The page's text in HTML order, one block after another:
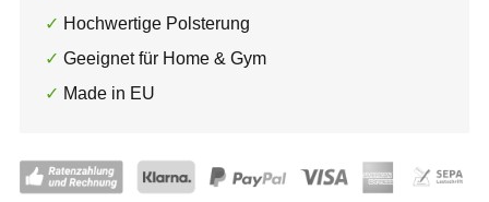
Hochwertige Polsterung
Geeignet für Home & Gym
Made in EU